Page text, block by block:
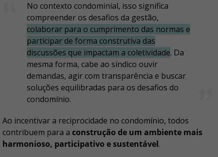
No contexto condominial, isso significa
compreender os desafios da gestão,
colaborar para o cumprimento das normas e
participar de forma construtiva das
discussões que impactam a coletividade. Da
mesma forma, cabe ao síndico ouvir
demandas, agir com transparência e buscar
soluções equilibradas para os desafios do
condomínio.
Ao incentivar a reciprocidade no condomínio, todos
contribuem para a construção de um ambiente mais
harmonioso, participativo e sustentável.